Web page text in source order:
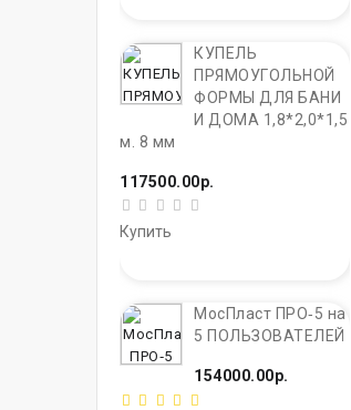
КУПЕЛЬ
ПРЯМОУГОЛЬНОЙ
ФОРМЫ ДЛЯ БАНИ
И ДОМА 1,8*2,0*1,5
м. 8 мм
117500.00р.
Купить
МосПласт ПРО‑5 на
5 ПОЛЬЗОВАТЕЛЕЙ
154000.00р.